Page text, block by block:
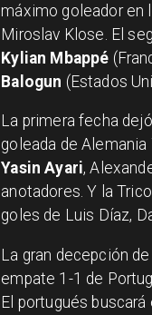
máximo goleador en
Miroslav Klose. El
Kylian Mbappé
Balogun (Estados
La primera fecha
goleada de
Yasin Ayari,
anotadores. Y la
goles de Luis Díaz,
La gran decepción
empate 1-1 de
El portugués